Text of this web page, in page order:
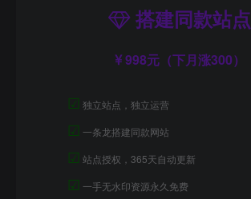
搭建同款站点
998元（下月涨300）
☑ 独立站点，独立运营
☑ 一条龙搭建同款网站
☑ 站点授权，365天自动更新
☑ 一手无水印资源永久免费